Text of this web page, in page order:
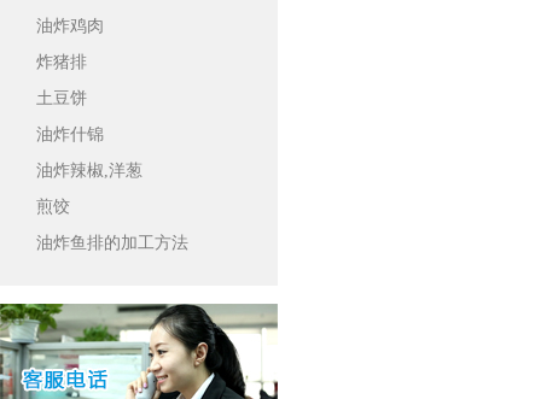
油炸鸡肉
炸猪排
土豆饼
油炸什锦
油炸辣椒,洋葱
煎饺
油炸鱼排的加工方法